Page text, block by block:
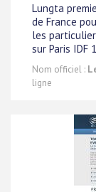
Lungta
de France
les
sur Paris IDF
Nom officiel :
ligne